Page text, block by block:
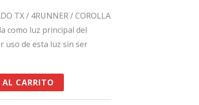
TX / 4RUNNER / COROLLA
como luz principal del
uso de esta luz sin ser
CARRITO